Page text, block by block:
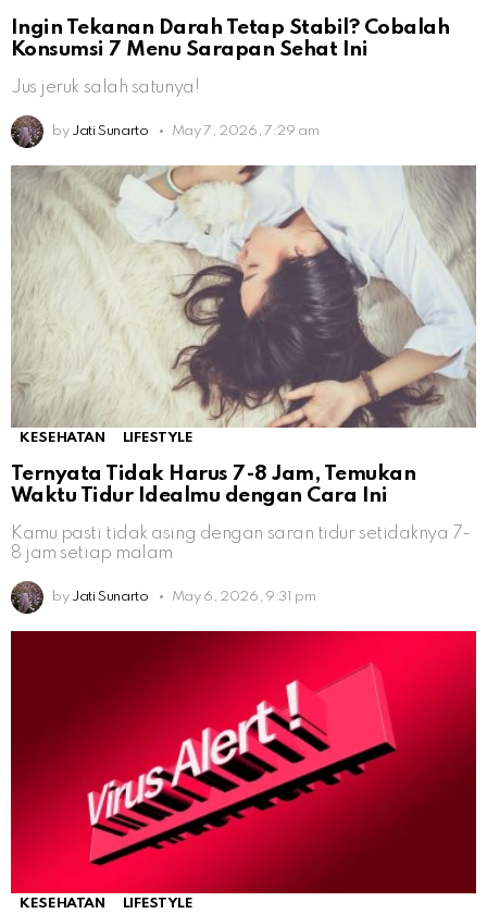
Ingin Tekanan Darah Tetap Stabil? Cobalah
Konsumsi 7 Menu Sarapan Sehat Ini
Jus jeruk salah satunya!
by Jati Sunarto May 7, 2026, 7:29 am
KESEHATAN LIFESTYLE
Ternyata Tidak Harus 7-8 Jam, Temukan
Waktu Tidur Idealmu dengan Cara Ini
Kamu pasti tidak asing dengan saran tidur setidaknya 7-
8 jam setiap malam
by Jati Sunarto May 6, 2026, 9:31 pm
KESEHATAN LIFESTYLE